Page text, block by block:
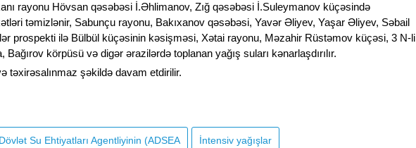
rayonu Hövsan qəsəbəsi İ.Əhlimanov, Zığ qəsəbəsi İ.Suleymanov küçəsində
təmizlənir, Sabunçu rayonu, Bakıxanov qəsəbəsi, Yavər Əliyev, Yaşar Əliyev, Səbail
prospekti ilə Bülbül küçəsinin kəsişməsi, Xətai rayonu, Məzahir Rüstəmov küçəsi, 3 N-li
Bağırov körpüsü və digər ərazilərdə toplanan yağış suları kənarlaşdırılır.
təxirəsalınmaz şəkildə davam etdirilir.
Su Ehtiyatları Agentliyinin (ADSEA İntensiv yağışlar